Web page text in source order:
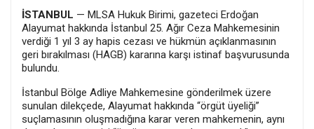
İSTANBUL — MLSA Hukuk Birimi, gazeteci Erdoğan
Alayumat hakkında İstanbul 25. Ağır Ceza Mahkemesinin
verdiği 1 yıl 3 ay hapis cezası ve hükmün açıklanmasının
geri bırakılması (HAGB) kararına karşı istinaf başvurusunda
bulundu.
İstanbul Bölge Adliye Mahkemesine gönderilmek üzere
sunulan dilekçede, Alayumat hakkında “örgüt üyeliği”
suçlamasının oluşmadığına karar veren mahkemenin, aynı